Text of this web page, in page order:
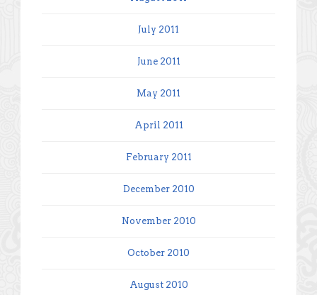
July 2011
June 2011
May 2011
April 2011
February 2011
December 2010
November 2010
October 2010
August 2010